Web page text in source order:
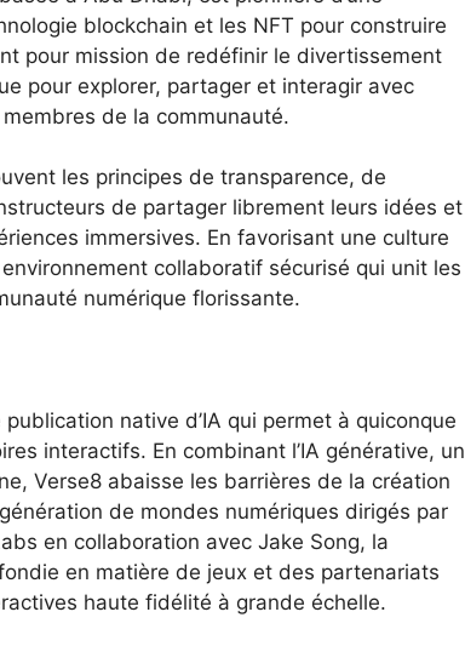
blockchain et les NFT pour construire
pour mission de redéfinir le divertissement
pour explorer, partager et interagir avec
de la communauté.
les principes de transparence, de
de partager librement leurs idées et
immersives. En favorisant une culture
collaboratif sécurisé qui unit les
numérique florissante.
native d’IA qui permet à quiconque
interactifs. En combinant l’IA générative, un
Verse8 abaisse les barrières de la création
de mondes numériques dirigés par
en collaboration avec Jake Song, la
en matière de jeux et des partenariats
haute fidélité à grande échelle.